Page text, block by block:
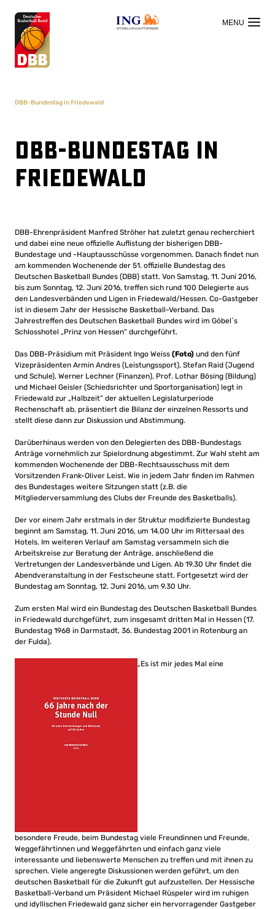
OFFIZIELLER HAUPTSPONSOR
DBB-Bundestag in Friedewald
DBB-Bundestag in
Friedewald
DBB-Ehrenpräsident Manfred Ströher hat zuletzt genau recherchiert
und dabei eine neue offizielle Auflistung der bisherigen DBB-
Bundestage und -Hauptausschüsse vorgenommen. Danach findet nun
am kommenden Wochenende der 51. offizielle Bundestag des
Deutschen Basketball Bundes (DBB) statt. Von Samstag, 11. Juni 2016,
bis zum Sonntag, 12. Juni 2016, treffen sich rund 100 Delegierte aus
den Landesverbänden und Ligen in Friedewald/Hessen. Co-Gastgeber
ist in diesem Jahr der Hessische Basketball-Verband. Das
Jahrestreffen des Deutschen Basketball Bundes wird im Göbel´s
Schlosshotel „Prinz von Hessen“ durchgeführt.
Das DBB-Präsidium mit Präsident Ingo Weiss (Foto) und den fünf
Vizepräsidenten Armin Andres (Leistungssport), Stefan Raid (Jugend
und Schule), Werner Lechner (Finanzen), Prof. Lothar Bösing (Bildung)
und Michael Geisler (Schiedsrichter und Sportorganisation) legt in
Friedewald zur „Halbzeit“ der aktuellen Legislaturperiode
Rechenschaft ab, präsentiert die Bilanz der einzelnen Ressorts und
stellt diese dann zur Diskussion und Abstimmung.
Darüberhinaus werden von den Delegierten des DBB-Bundestags
Anträge vornehmlich zur Spielordnung abgestimmt. Zur Wahl steht am
kommenden Wochenende der DBB-Rechtsausschuss mit dem
Vorsitzenden Frank-Oliver Leist. Wie in jedem Jahr finden im Rahmen
des Bundestages weitere Sitzungen statt (z.B. die
Mitgliederversammlung des Clubs der Freunde des Basketballs).
Der vor einem Jahr erstmals in der Struktur modifizierte Bundestag
beginnt am Samstag, 11. Juni 2016, um 14.00 Uhr im Rittersaal des
Hotels. Im weiteren Verlauf am Samstag versammeln sich die
Arbeitskreise zur Beratung der Anträge, anschließend die
Vertretungen der Landesverbände und Ligen. Ab 19.30 Uhr findet die
Abendveranstaltung in der Festscheune statt. Fortgesetzt wird der
Bundestag am Sonntag, 12. Juni 2016, um 9.30 Uhr.
Zum ersten Mal wird ein Bundestag des Deutschen Basketball Bundes
in Friedewald durchgeführt, zum insgesamt dritten Mal in Hessen (17.
Bundestag 1968 in Darmstadt, 36. Bundestag 2001 in Rotenburg an
der Fulda).
„Es ist mir jedes Mal eine
besondere Freude, beim Bundestag viele Freundinnen und Freunde,
Weggefährtinnen und Weggefährten und einfach ganz viele
interessante und liebenswerte Menschen zu treffen und mit ihnen zu
sprechen. Viele angeregte Diskussionen werden geführt, um den
deutschen Basketball für die Zukunft gut aufzustellen. Der Hessische
Basketball-Verband um Präsident Michael Rüspeler wird im ruhigen
und idyllischen Friedewald ganz sicher ein hervorragender Gastgeber